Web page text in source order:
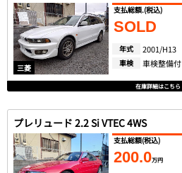
三菱
支払総額.(税込)
SOLD
年式 2001/H13
車検 車検整備付
在庫詳細はこちら
プレリュード 2.2 Si VTEC 4WS
支払総額(税込)
200.0万円